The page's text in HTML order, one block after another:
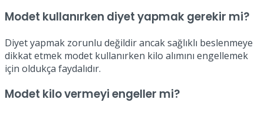
Modet kullanırken diyet yapmak gerekir mi?
Diyet yapmak zorunlu değildir ancak sağlıklı beslenmeye
dikkat etmek modet kullanırken kilo alımını engellemek
için oldukça faydalıdır.
Modet kilo vermeyi engeller mi?